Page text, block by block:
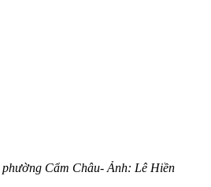
Cẩm Châu- Ảnh: Lê Hiền